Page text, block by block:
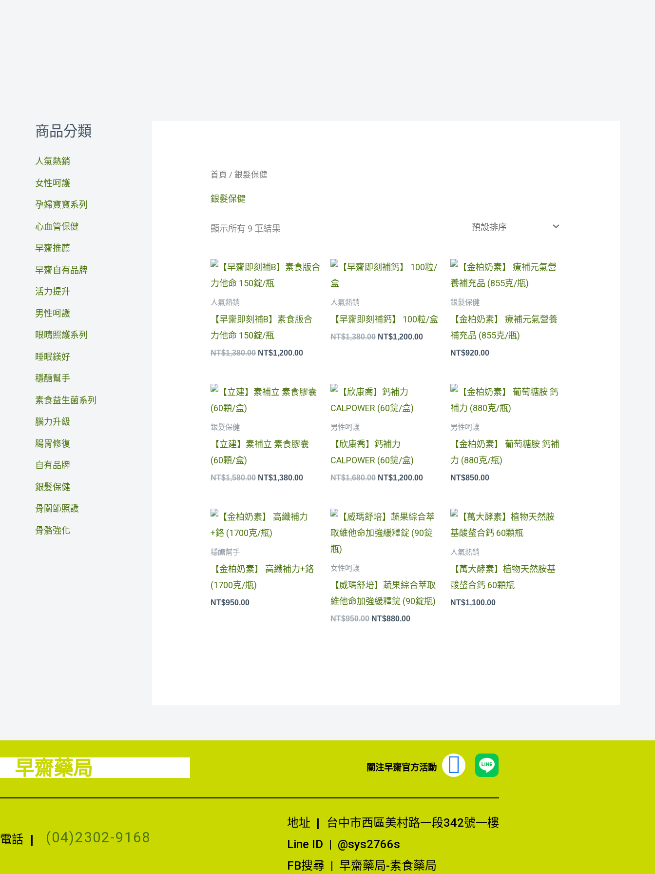
商品分類
人氣熱銷
女性呵護
孕婦寶寶系列
心血管保健
早齋推薦
早齋自有品牌
活力提升
男性呵護
眼睛照護系列
睡眠鎂好
穩醣幫手
素食益生菌系列
腦力升級
腸胃修復
自有品牌
銀髮保健
骨關節照護
骨骼強化
首頁 / 銀髮保健
銀髮保健
顯示所有 9 筆結果
人氣熱銷
【早齋即刻補B】素食版合
力他命 150錠/瓶
NT$1,380.00
原
始
價
NT$1,200.00
目
前
NT$1,200.00。
人氣熱銷
【早齋即刻補鈣】 100粒/盒
NT$1,380.00
原
始
NT$1,200.00
目
前
NT$1,200.00。
銀髮保健
【金柏奶素】 療補元氣營養
補充品 (855克/瓶)
NT$920.00
銀髮保健
【立建】素補立 素食膠囊
(60顆/盒)
NT$1,580.00
原
始
NT$1,380.00
目
前
NT$1,380.00。
男性呵護
【欣康喬】鈣補力
CALPOWER (60錠/盒)
NT$1,680.00
原
始
價
NT$1,200.00
NT$1,200.00。
男性呵護
【金柏奶素】 葡萄糖胺 鈣補
力 (880克/瓶)
NT$850.00
穩醣幫手
【金柏奶素】 高纖補力+鉻
(1700克/瓶)
NT$950.00
女性呵護
【威瑪舒培】蔬果綜合萃取
維他命加強緩釋錠 (90錠瓶)
NT$950.00
原
始
價
NT$880.00
目
前
價
NT$880.00。人氣熱銷
【萬大酵素】植物天然胺基
酸螯合鈣 60顆瓶
NT$1,100.00
早齋藥局 關注早齋官方活動
F
c
e
電話 | (04)2302-9168
地址 | 台中市西區美村路一段342號一樓
Line ID | @sys2766s
FB搜尋 | 早齋藥局-素食藥局